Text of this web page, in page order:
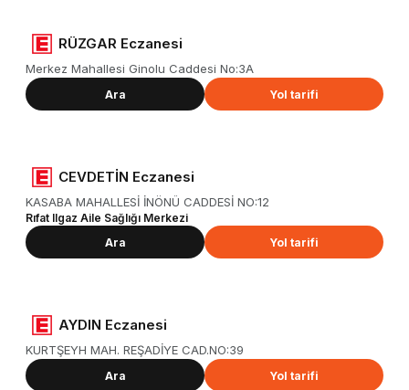
RÜZGAR Eczanesi
Merkez Mahallesi Ginolu Caddesi No:3A
Ara Yol tarifi
CEVDETİN Eczanesi
KASABA MAHALLESİ İNÖNÜ CADDESİ NO:12
Rıfat Ilgaz Aile Sağlığı Merkezi
Ara
Yol tarifi
AYDIN Eczanesi
KURTŞEYH MAH. REŞADİYE CAD.NO:39
Ara Yol tarifi